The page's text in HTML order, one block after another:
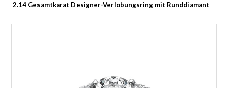
2.14 Gesamtkarat Designer-Verlobungsring mit Runddiamant